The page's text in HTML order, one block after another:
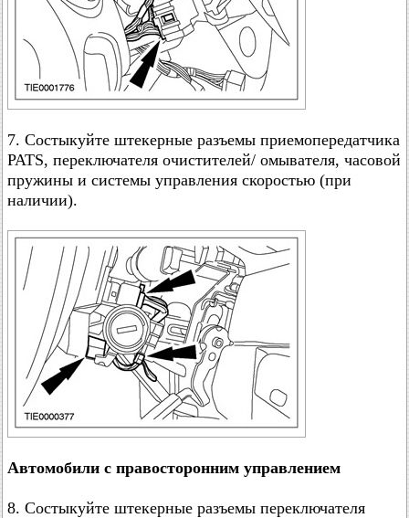
7. Состыкуйте штекерные разъемы приемопередатчика
PATS, переключателя очистителей/ омывателя, часовой
пружины и системы управления скоростью (при
наличии).
Автомобили с правосторонним управлением
8. Состыкуйте штекерные разъемы переключателя